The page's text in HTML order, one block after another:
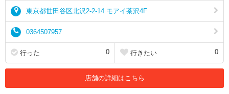
東京都世田谷区北沢2-2-14 モアイ茶沢4F
0364507957
行った 0 行きたい 0
店舗の詳細はこちら